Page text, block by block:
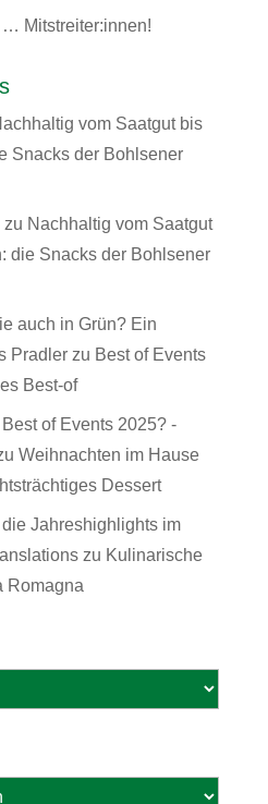
… Mitstreiter:innen!
vom Saatgut bis
Snacks der Bohlsener
zu Nachhaltig vom Saatgut
die Snacks der Bohlsener
auch in Grün? Ein
Pradlerzu Best of Events
Best-of
of Events 2025? -
Weihnachten im Hause
Dessert
Jahreshighlights im
zu Kulinarische
Romagna